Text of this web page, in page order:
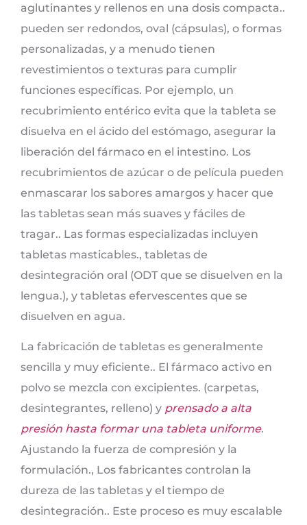
aglutinantes y rellenos en una dosis compacta..
pueden ser redondos, oval (cápsulas), o formas
personalizadas, y a menudo tienen
revestimientos o texturas para cumplir
funciones específicas. Por ejemplo, un
recubrimiento entérico evita que la tableta se
disuelva en el ácido del estómago, asegurar la
liberación del fármaco en el intestino. Los
recubrimientos de azúcar o de película pueden
enmascarar los sabores amargos y hacer que
las tabletas sean más suaves y fáciles de
tragar.. Las formas especializadas incluyen
tabletas masticables., tabletas de
desintegración oral (ODT que se disuelven en la
lengua.), y tabletas efervescentes que se
disuelven en agua.
La fabricación de tabletas es generalmente
sencilla y muy eficiente.. El fármaco activo en
polvo se mezcla con excipientes. (carpetas,
desintegrantes, relleno) y prensado a alta
presión hasta formar una tableta uniforme.
Ajustando la fuerza de compresión y la
formulación., Los fabricantes controlan la
dureza de las tabletas y el tiempo de
desintegración.. Este proceso es muy escalable